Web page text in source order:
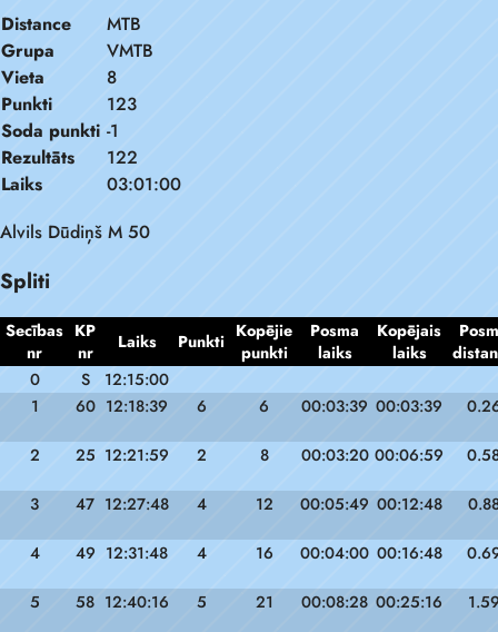
Distance
MTB
Grupa
VMTB
Vieta
8
Punkti
123
Soda punkti -1
Rezultāts
122
Laiks
03:01:00
Alvils Dūdiņš M 50
Spliti
Secības
nr
KP
nr
Laiks Punkti Kopējie
punkti
Posma
laiks
Kopējais
laiks
0
S
12:15:00
1
60 12:18:39 6 6 00:03:39 00:03:39
2 25 12:21:59 2 8 00:03:20 00:06:59
3 47 12:27:48 4 12 00:05:49 00:12:48
4 49 12:31:48 4 16 00:04:00 00:16:48
5 58 12:40:16 5 21 00:08:28 00:25:16